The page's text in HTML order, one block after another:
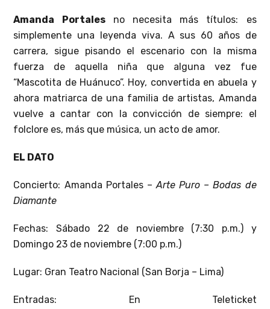
Amanda Portalesno necesita más títulos: es
simplemente una leyenda viva. A sus 60 años de
carrera, sigue pisando el escenario con la misma
fuerza de aquella niña que alguna vez fue
“Mascotita de Huánuco”. Hoy, convertida en abuela y
ahora matriarca de una familia de artistas, Amanda
vuelve a cantar con la convicción de siempre: el
folclore es, más que música, un acto de amor.
EL DATO
Concierto: Amanda Portales –Arte Puro – Bodas de
Diamante
Fechas: Sábado 22 de noviembre (7:30 p.m.) y
Domingo 23 de noviembre (7:00 p.m.)
Lugar: Gran Teatro Nacional (San Borja – Lima)
Entradas: En Teleticket